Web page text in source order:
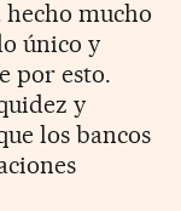
hecho mucho
único y
por esto.
y
los bancos